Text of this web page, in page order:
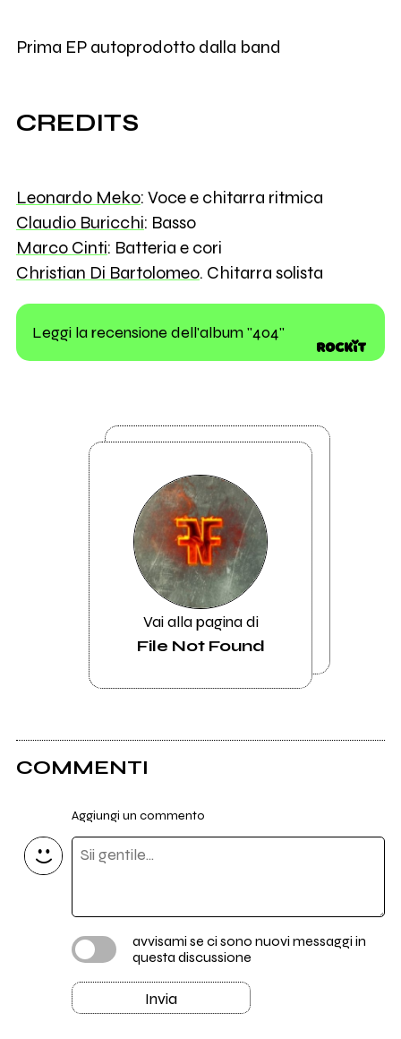
Prima EP autoprodotto dalla band
CREDITS
Leonardo Meko: Voce e chitarra ritmica
Claudio Buricchi: Basso
Marco Cinti: Batteria e cori
Christian Di Bartolomeo. Chitarra solista
Leggi la recensione dell'album "404"
Vai alla pagina di
File Not Found
COMMENTI
Aggiungi un commento
avvisami se ci sono nuovi messaggi in
questa discussione
Invia